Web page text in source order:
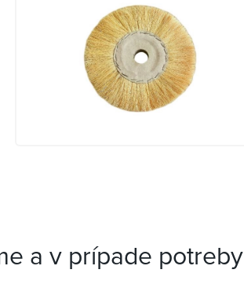
a v prípade potreby